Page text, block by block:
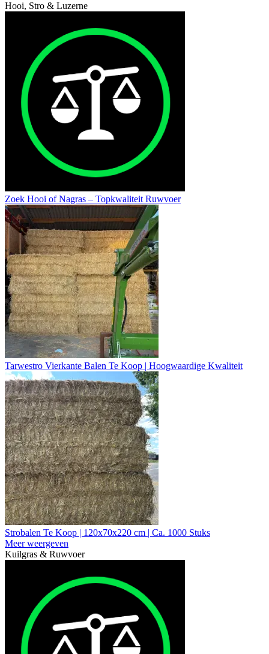
Hooi, Stro & Luzerne
Zoek Hooi of Nagras – Topkwaliteit Ruwvoer
Tarwestro Vierkante Balen Te Koop | Hoogwaardige Kwaliteit
Strobalen Te Koop | 120x70x220 cm | Ca. 1000 Stuks
Meer weergeven
Kuilgras & Ruwvoer